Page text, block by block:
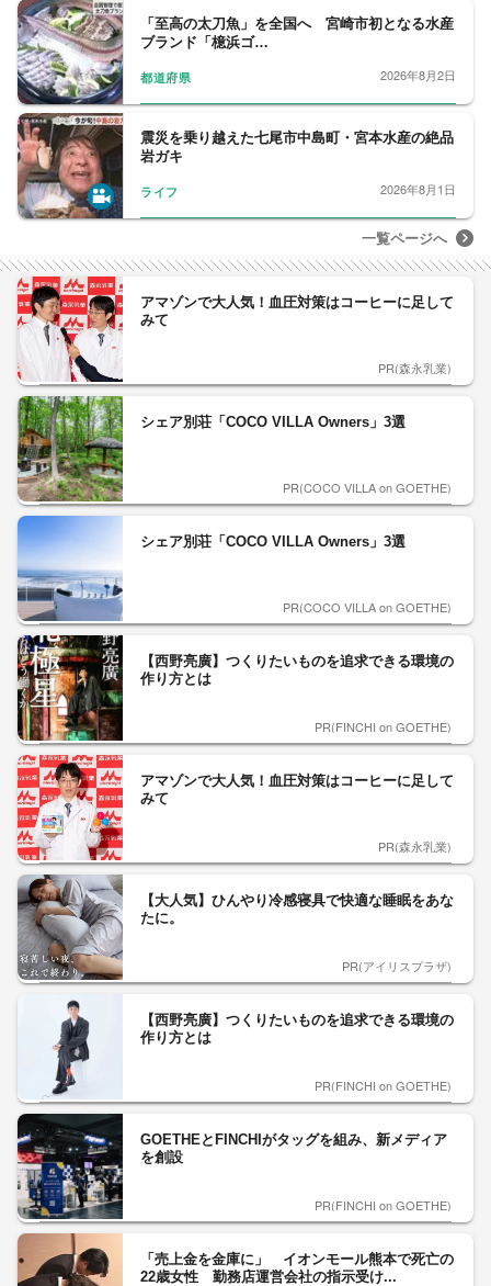
「至高の太刀魚」を全国へ 宮崎市初となる水産
ブランド「檍浜ゴ…
都道府県 2026年8月2日
震災を乗り越えた七尾市中島町・宮本水産の絶品
岩ガキ
ライフ 2026年8月1日
一覧ページへ
アマゾンで大人気！血圧対策はコーヒーに足して
みて
PR(森永乳業)
シェア別荘「COCO VILLA Owners」3選
PR(COCO VILLA on GOETHE)
シェア別荘「COCO VILLA Owners」3選
PR(COCO VILLA on GOETHE)
【西野亮廣】つくりたいものを追求できる環境の
作り方とは
PR(FINCHI on GOETHE)
アマゾンで大人気！血圧対策はコーヒーに足して
みて
PR(森永乳業)
【大人気】ひんやり冷感寝具で快適な睡眠をあな
たに。
PR(アイリスプラザ)
【西野亮廣】つくりたいものを追求できる環境の
作り方とは
PR(FINCHI on GOETHE)
GOETHEとFINCHIがタッグを組み、新メディア
を創設
PR(FINCHI on GOETHE)
「売上金を金庫に」 イオンモール熊本で死亡の
22歳女性 勤務店運営会社の指示受け...